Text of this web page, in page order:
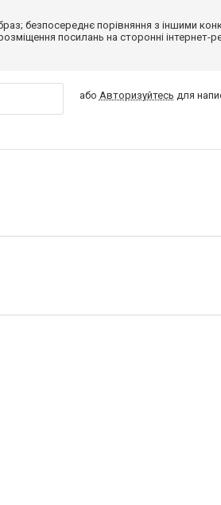
безпосереднє порівняння з іншими
посилань на сторонні інтернет-
або Авторизуйтесь для